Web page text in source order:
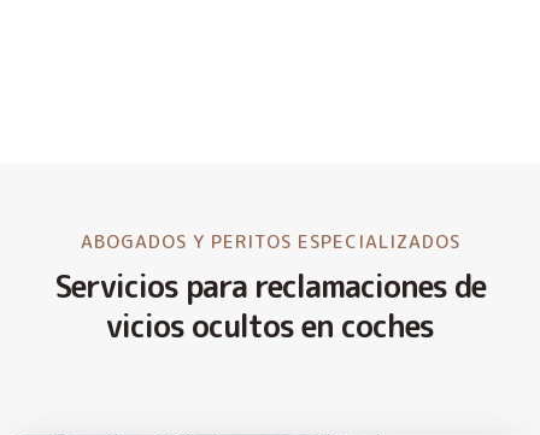
ABOGADOS Y PERITOS ESPECIALIZADOS
Servicios para reclamaciones de
vicios ocultos en coches